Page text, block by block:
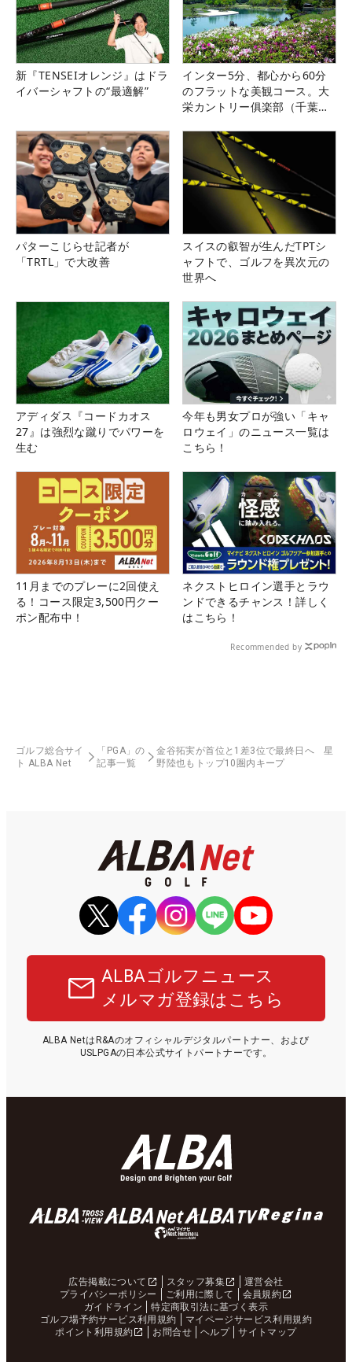
新『TENSEIオレンジ』はドラ
イバーシャフトの“最適解”
インター5分、都心から60分
のフラットな美観コース。大
栄カントリー俱楽部（千葉
パターこじらせ記者が
「TRTL」で大改善
スイスの叡智が生んだTPTシ
ャフトで、ゴルフを異次元の
世界へ
アディダス『コードカオス
27』は強烈な蹴りでパワーを
生む
今年も男女プロが強い「キャ
ロウェイ」のニュース一覧は
こちら！
11月までのプレーに2回使え
る！コース限定3,500円クー
ポン配布中！
ネクストヒロイン選手とラウ
ンドできるチャンス！詳しく
はこちら！
Recommended by
ゴルフ総合サイ
ト ALBA Net
「PGA」の
記事一覧
金谷拓実が首位と1差3位で最終日へ 星
野陸也もトップ10圏内キープ
ALBAゴルフニュース
メルマガ登録はこちら
ALBA NetはR&Aのオフィシャルデジタルパートナー、および
USLPGAの日本公式サイトパートナーです。
広告掲載について スタッフ募集
運営会社
プライバシーポリシー
ご利用に際して
会員規約
ガイドライン
特定商取引法に基づく表示
ゴルフ場予約サービス利用規約
マイページサービス利用規約
ポイント利用規約
お問合せ ヘルプ サイトマップ